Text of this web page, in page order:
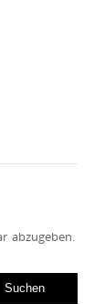
abzugeben.